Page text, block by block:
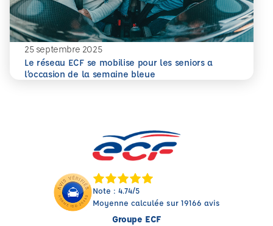
25 septembre 2025
Le réseau ECF se mobilise pour les seniors a
l’occasion de la semaine bleue
En savoir plus
Note : 4.74/5
Moyenne calculée sur 19166 avis
Groupe ECF